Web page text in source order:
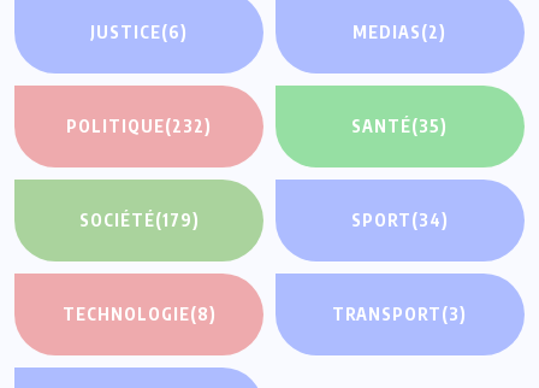
JUSTICE(6) MEDIAS(2)
POLITIQUE(232) SANTÉ(35)
SOCIÉTÉ(179) SPORT(34)
TECHNOLOGIE(8) TRANSPORT(3)